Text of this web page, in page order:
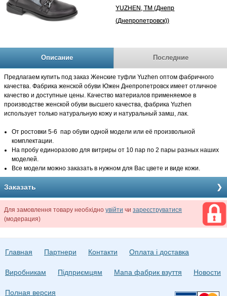
YUZHEN, TM (Днепр
(Днепропетровск))
Описание Последние
Предлагаем купить под заказ Женские туфли Yuzhen оптом фабричного
качества. Фабрика женской обуви Южен Днепропетровск имеет отличное
качество и доступные цены. Качество материалов применяемое в
производстве женской обуви высшего качества, фабрика Yuzhen
использует только натуральную кожу и натуральный замш, лак.
От ростовки 5-6 пар обуви одной модели или её произвольной
комплектации.
На пробу единоразово для витриры от 10 пар по 2 пары разных наших
моделей.
Все модели можно заказать в нужном для Вас цвете и виде кожи.
Заказать
Для замовлення товару необхідно увійти чи зареєструватися
(модерация)
Главная Партнери Контакти Оплата і доставка
Виробникам Підприємцям Мапа фабрик взуття Новости
Полная версия